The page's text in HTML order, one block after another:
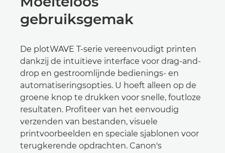
gebruiksgemak
De plotWAVE T-serie vereenvoudigt printen
dankzij de intuïtieve interface voor drag-and-
drop en gestroomlijnde bedienings- en
automatiseringsopties. U hoeft alleen op de
groene knop te drukken voor snelle, foutloze
resultaten. Profiteer van het eenvoudig
verzenden van bestanden, visuele
printvoorbeelden en speciale sjablonen voor
terugkerende opdrachten. Canon's